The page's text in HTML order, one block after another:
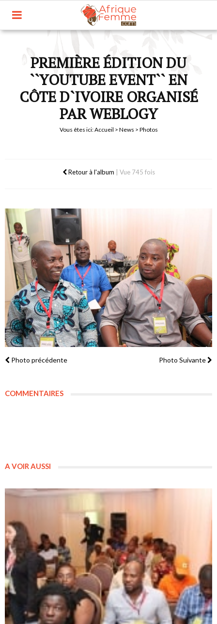
PREMIÈRE ÉDITION DU
``YOUTUBE EVENT`` EN
CÔTE D`IVOIRE ORGANISÉ
PAR WEBLOGY
Vous êtes ici:Accueil > News > Photos
Retour à l'album Vue 745 fois
Photo précédente Photo Suivante
COMMENTAIRES
A VOIR AUSSI